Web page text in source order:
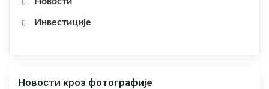
Инвестиције
Новости кроз фотографије